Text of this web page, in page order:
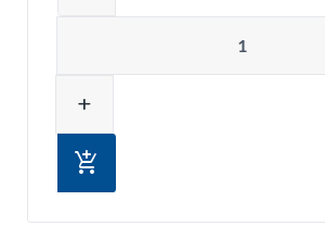
add
add_shopping_cart